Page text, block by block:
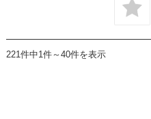
221件中1件～40件を表示